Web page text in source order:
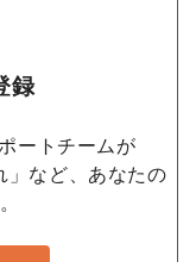
録
ートチームが
」など、あなたの